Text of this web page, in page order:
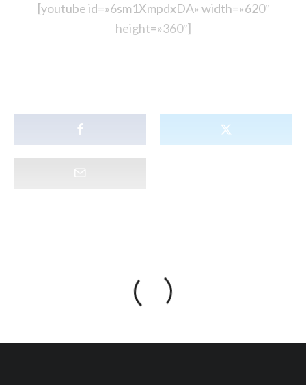
[youtube id=»6sm1XmpdxDA» width=»620″
height=»360″]